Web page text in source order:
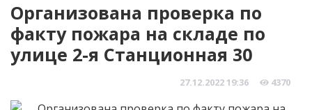
Организована проверка по
факту пожара на складе по
улице 2-я Станционная 30
27.12.2022 19:36 4370